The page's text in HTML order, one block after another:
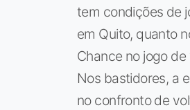
tem condições de
em Quito, quanto
Chance no jogo de
Nos bastidores, a
no confronto de